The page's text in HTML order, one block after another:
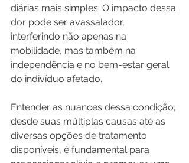
diárias mais simples. O impacto dessa
dor pode ser avassalador,
interferindo não apenas na
mobilidade, mas também na
independência e no bem-estar geral
do indivíduo afetado.
Entender as nuances dessa condição,
desde suas múltiplas causas até as
diversas opções de tratamento
disponíveis, é fundamental para